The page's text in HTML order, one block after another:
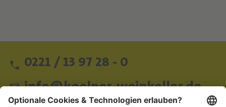
0221 / 13 97 28 - 0
info@koelner-weinkeller.de